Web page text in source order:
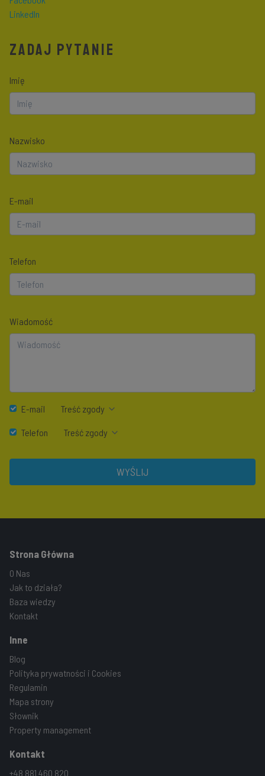
ZADAJ PYTANIE
Imię
Nazwisko
E-mail
Telefon
Wiadomość
E-mail Treść zgody
Telefon Treść zgody
WYŚLIJ
LinkedIn
Strona Główna
O Nas
Jak to działa?
Baza wiedzy
Kontakt
Inne
Blog
Polityka prywatności i Cookies
Regulamin
Mapa strony
Słownik
Property management
Kontakt
+48 881 460 820